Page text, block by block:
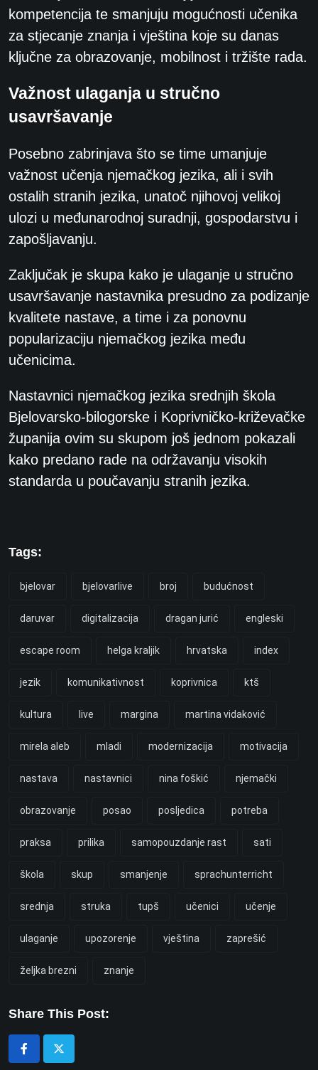
kompetencija te smanjuju mogućnosti učenika
za stjecanje znanja i vještina koje su danas
ključne za obrazovanje, mobilnost i tržište rada.
Važnost ulaganja u stručno
usavršavanje
Posebno zabrinjava što se time umanjuje
važnost učenja njemačkog jezika, ali i svih
ostalih stranih jezika, unatoč njihovoj velikoj
ulozi u međunarodnoj suradnji, gospodarstvu i
zapošljavanju.
Zaključak je skupa kako je ulaganje u stručno
usavršavanje nastavnika presudno za podizanje
kvalitete nastave, a time i za ponovnu
popularizaciju njemačkog jezika među
učenicima.
Nastavnici njemačkog jezika srednjih škola
Bjelovarsko-bilogorske i Koprivničko-križevačke
županija ovim su skupom još jednom pokazali
kako predano rade na održavanju visokih
standarda u poučavanju stranih jezika.
Tags:
bjelovar bjelovarlive broj budućnost
daruvar digitalizacija dragan jurić engleski
escape room helga kraljik hrvatska index
jezik komunikativnost koprivnica ktš
kultura live margina martina vidaković
mirela aleb mladi modernizacija motivacija
nastava nastavnici nina foškić njemački
obrazovanje posao posljedica potreba
praksa prilika samopouzdanje rast sati
škola skup smanjenje sprachunterricht
srednja struka tupš učenici učenje
ulaganje upozorenje vještina zaprešić
željka brezni znanje
Share This Post: